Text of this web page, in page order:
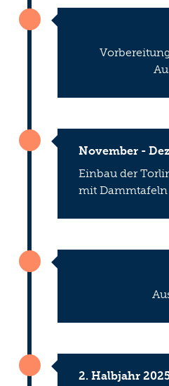
November -
Einbau der
mit Dammtafeln
2. Halbjahr